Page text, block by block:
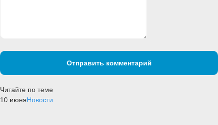
Отправить комментарий
Читайте по теме
10 июняНовости